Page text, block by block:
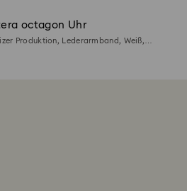
octagon Uhr
Produktion, Lederarmband, Weiß,